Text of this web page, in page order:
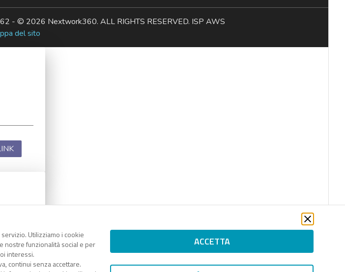
Utilizziamo i cookie
nostre funzionalità social e per
interessi.
continui senza accettare.
ACCETTA
- © 2026 Nextwork360. ALL RIGHTS RESERVED. ISP AWS
del sito